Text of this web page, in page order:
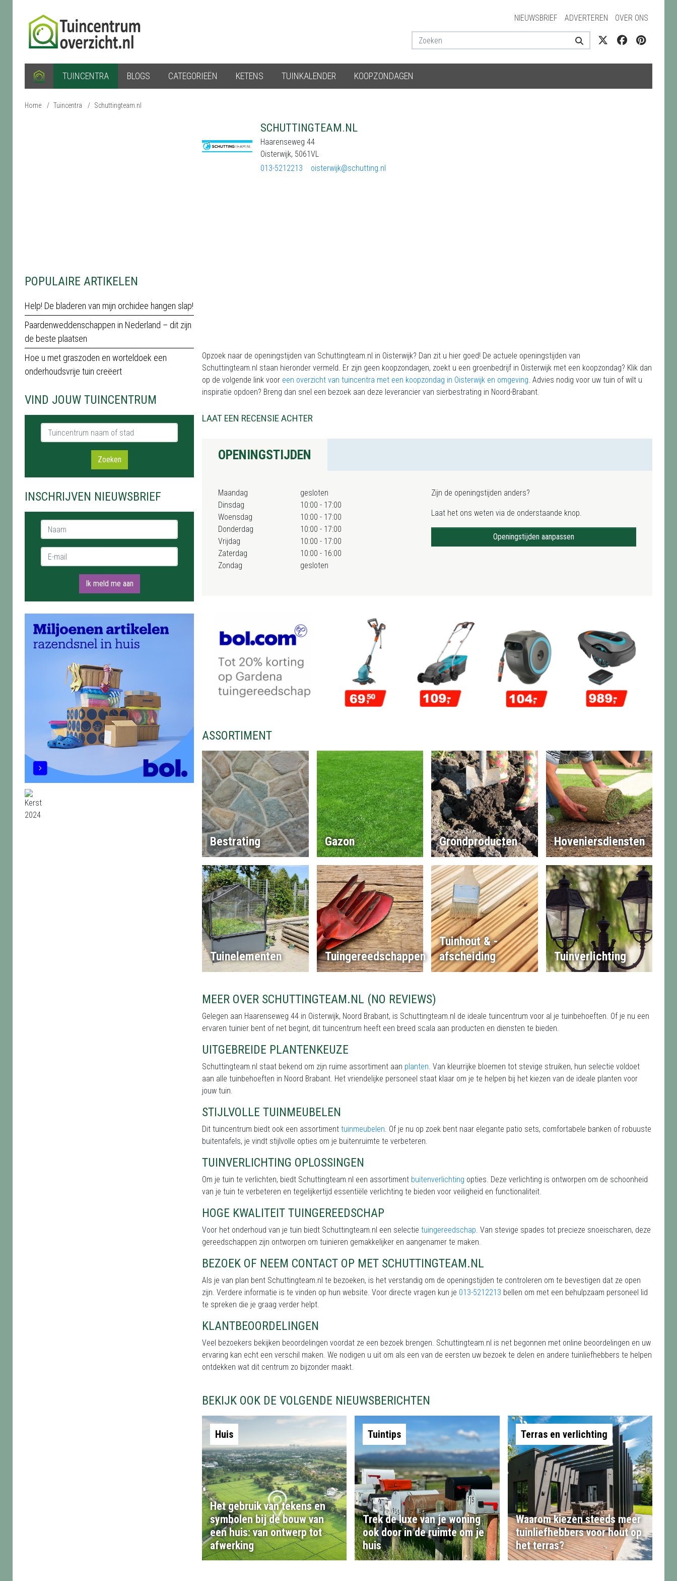
NIEUWSBRIEF ADVERTEREN OVER ONS
TUINCENTRA BLOGS CATEGORIEËN KETENS TUINKALENDER KOOPZONDAGEN
Home / Tuincentra / Schuttingteam.nl
POPULAIRE ARTIKELEN
Help! De bladeren van mijn orchidee hangen slap!
Paardenweddenschappen in Nederland – dit zijn
de beste plaatsen
Hoe u met graszoden en worteldoek een
onderhoudsvrije tuin creëert
VIND JOUW TUINCENTRUM
Tuincentrum naam of stad
Zoeken
INSCHRIJVEN NIEUWSBRIEF
Naam *
E-mail *
Ik meld me aan
SCHUTTINGTEAM.NL
Haarenseweg 44
Oisterwijk, 5061VL
013-5212213
oisterwijk@schutting.nl
Opzoek naar de openingstijden van Schuttingteam.nl in Oisterwijk? Dan zit u hier goed! De actuele openingstijden van
Schuttingteam.nl staan hieronder vermeld. Er zijn geen koopzondagen, zoekt u een groenbedrijf in Oisterwijk met een koopzondag? Klik dan
op de volgende link voor een overzicht van tuincentra met een koopzondag in Oisterwijk en omgeving. Advies nodig voor uw tuin of wilt u
inspiratie opdoen? Breng dan snel een bezoek aan deze leverancier van sierbestrating in Noord-Brabant.
LAAT EEN RECENSIE ACHTER
OPENINGSTIJDEN
Maandag
gesloten
Dinsdag
10:00 - 17:00
Woensdag
10:00 - 17:00
Donderdag
10:00 - 17:00
Vrijdag
10:00 - 17:00
Zaterdag
10:00 - 16:00
Zondag
gesloten
Zijn de openingstijden anders?
Laat het ons weten via de onderstaande knop.
Openingstijden aanpassen
ASSORTIMENT
Bestrating Gazon Grondproducten Hoveniersdiensten
Tuinelementen Tuingereedschappen
Tuinhout & -
afscheiding
Tuinverlichting
MEER OVER SCHUTTINGTEAM.NL (NO REVIEWS)
Gelegen aan Haarenseweg 44 in Oisterwijk, Noord Brabant, is Schuttingteam.nl de ideale tuincentrum voor al je tuinbehoeften. Of je nu een
ervaren tuinier bent of net begint, dit tuincentrum heeft een breed scala aan producten en diensten te bieden.
UITGEBREIDE PLANTENKEUZE
Schuttingteam.nl staat bekend om zijn ruime assortiment aan planten . Van kleurrijke bloemen tot stevige struiken, hun selectie voldoet
aan alle tuinbehoeften in Noord Brabant. Het vriendelijke personeel staat klaar om je te helpen bij het kiezen van de ideale planten voor
jouw tuin.
STIJLVOLLE TUINMEUBELEN
Dit tuincentrum biedt ook een assortiment tuinmeubelen . Of je nu op zoek bent naar elegante patio sets, comfortabele banken of robuuste
buitentafels, je vindt stijlvolle opties om je buitenruimte te verbeteren.
TUINVERLICHTING OPLOSSINGEN
Om je tuin te verlichten, biedt Schuttingteam.nl een assortiment buitenverlichting opties. Deze verlichting is ontworpen om de schoonheid
van je tuin te verbeteren en tegelijkertijd essentiële verlichting te bieden voor veiligheid en functionaliteit.
HOGE KWALITEIT TUINGEREEDSCHAP
Voor het onderhoud van je tuin biedt Schuttingteam.nl een selectie tuingereedschap . Van stevige spades tot precieze snoeischaren, deze
gereedschappen zijn ontworpen om tuinieren gemakkelijker en aangenamer te maken.
BEZOEK OF NEEM CONTACT OP MET SCHUTTINGTEAM.NL
Als je van plan bent Schuttingteam.nl te bezoeken, is het verstandig om de openingstijden te controleren om te bevestigen dat ze open
zijn. Verdere informatie is te vinden op hun website. Voor directe vragen kun je 013-5212213 bellen om met een behulpzaam personeel lid
te spreken die je graag verder helpt.
KLANTBEOORDELINGEN
Veel bezoekers bekijken beoordelingen voordat ze een bezoek brengen. Schuttingteam.nl is net begonnen met online beoordelingen en uw
ervaring kan echt een verschil maken. We nodigen u uit om als een van de eersten uw bezoek te delen en andere tuinliefhebbers te helpen
ontdekken wat dit centrum zo bijzonder maakt.
BEKIJK OOK DE VOLGENDE NIEUWSBERICHTEN
Huis
Het gebruik van tekens en
symbolen bij de bouw van
een huis: van ontwerp tot
afwerking
Tuintips
Trek de luxe van je woning
ook door in de ruimte om je
huis
Terras en verlichting
Waarom kiezen steeds meer
tuinliefhebbers voor hout op
het terras?